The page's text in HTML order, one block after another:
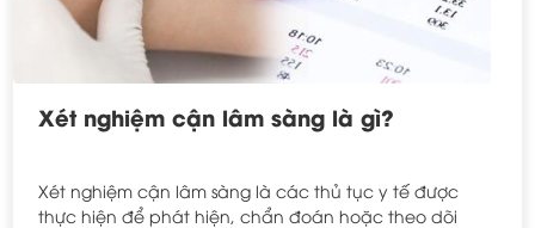
Xét nghiệm cận lâm sàng là gì?
Xét nghiệm cận lâm sàng là các thủ tục y tế được
thực hiện để phát hiện, chẩn đoán hoặc theo dõi